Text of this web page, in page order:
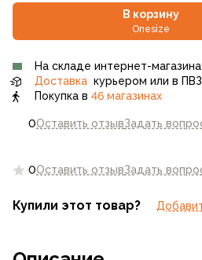
0Оставить отзывЗадать
В корзину
Onesize
0Оставить отзывЗадать
На складе интернет-
Доставка курьером или в ПВЗ
Покупка в 46 магазинах
Купили этот товар?